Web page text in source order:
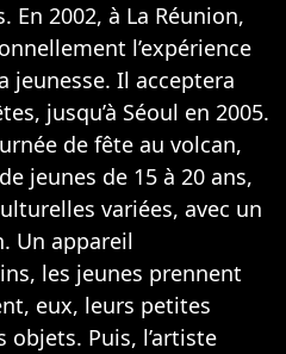
2002, à La Réunion,
l’expérience
jeunesse. Il acceptera
jusqu’à Séoul en 2005.
de fête au volcan,
jeunes de 15 à 20 ans,
variées, avec un
Un appareil
les jeunes prennent
eux, leurs petites
objets. Puis, l’artiste